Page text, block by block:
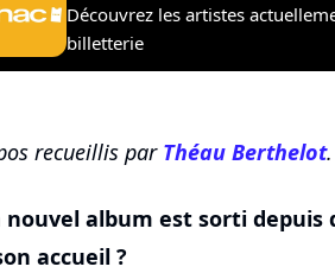
Découvrez les artistes
billetterie
recueillis par Théau Berthelot.
nouvel album est sorti depuis
accueil ?